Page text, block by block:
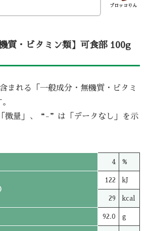
ブロッコりん
質・ビタミン類】可食部 100g
まれる「一般成分・無機質・ビタミ
量」、“-”は「データなし」を示
4 %
122 kJ
29 kcal
92.0 g